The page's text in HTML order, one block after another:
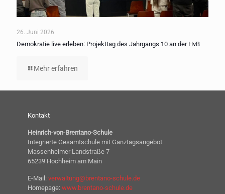
26. Juni 2026
Demokratie live erleben: Projekttag des Jahrgangs 10 an der HvB
Mehr erfahren
Kontakt
Heinrich-von-Brentano-Schule
Integrierte Gesamtschule mit Ganztagsangebot
Massenheimer Landstraße 7
65239 Hochheim am Main
E-Mail: verwaltung@brentano-schule.de
Homepage: www.brentano-schule.de